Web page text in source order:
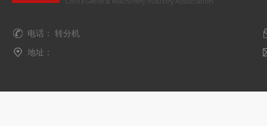
电话： 转分机
地址：